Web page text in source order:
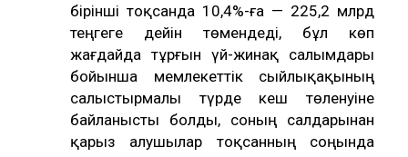
бірінші тоқсанда 10,4%-ға — 225,2 млрд
теңгеге дейін төмендеді, бұл көп
жағдайда тұрғын үй-жинақ салымдары
бойынша мемлекеттік сыйлықақының
салыстырмалы түрде кеш төленуіне
байланысты болды, соның салдарынан
қарыз алушылар тоқсанның соңында